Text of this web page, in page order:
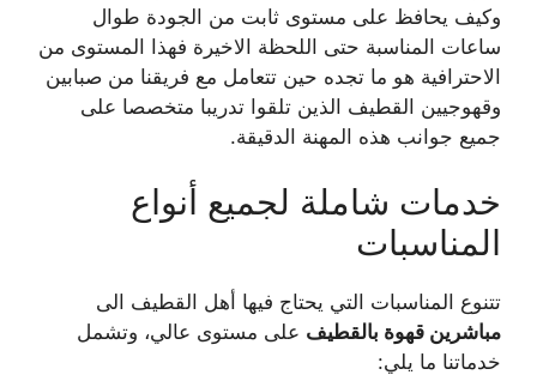
وكيف يحافظ على مستوى ثابت من الجودة طوال
ساعات المناسبة حتى اللحظة الاخيرة فهذا المستوى من
الاحترافية هو ما تجده حين تتعامل مع فريقنا من صبابين
وقهوجيين القطيف الذين تلقوا تدريبا متخصصا على
جميع جوانب هذه المهنة الدقيقة.
خدمات شاملة لجميع أنواع
المناسبات
تتنوع المناسبات التي يحتاج فيها أهل القطيف الى
مباشرين قهوة بالقطيف على مستوى عالي، وتشمل
خدماتنا ما يلي: